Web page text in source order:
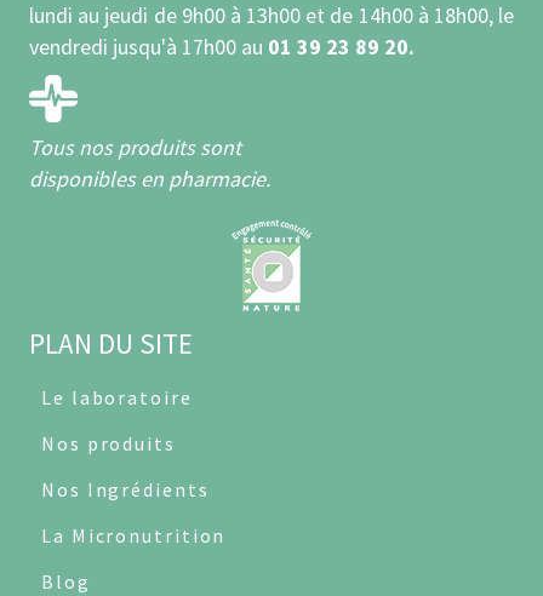
lundi au jeudi de 9h00 à 13h00 et de 14h00 à 18h00, le
vendredi jusqu'à 17h00 au 01 39 23 89 20.
Tous nos produits sont
disponibles en pharmacie.
PLAN DU SITE
Le laboratoire
Nos produits
Nos Ingrédients
La Micronutrition
Blog